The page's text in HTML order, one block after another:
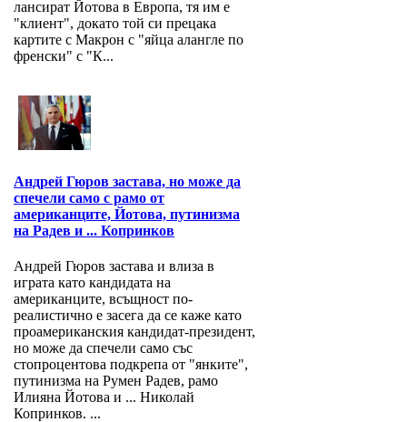
лансират Йотова в Европа, тя им е
"клиент", докато той си прецака
картите с Макрон с "яйца алангле по
френски" с "К...
Андрей Гюров застава, но може да
спечели само с рамо от
американците, Йотова, путинизма
на Радев и ... Копринков
Андрей Гюров застава и влиза в
играта като кандидата на
американците, всъщност по-
реалистично е засега да се каже като
проамериканския кандидат-президент,
но може да спечели само със
стопроцентова подкрепа от "янките",
путинизма на Румен Радев, рамо
Илияна Йотова и ... Николай
Копринков. ...